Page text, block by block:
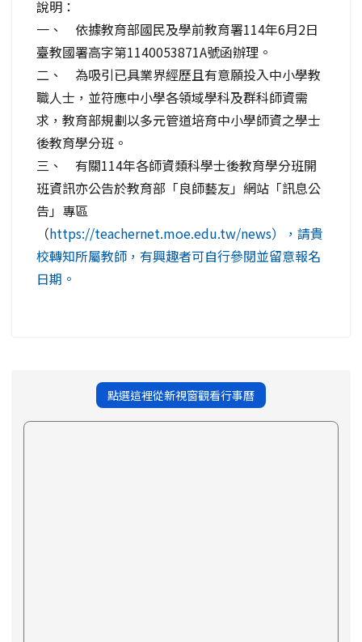
說明：
一、 依據教育部國民及學前教育署114年6月2日
臺教國署高字第1140053871A號函辦理。
二、 為吸引已具業界經歷且有意願投入中小學教
職人士，並符應中小學各領域學科及群科師資需
求，教育部規劃以多元管道培育中小學師資之學士
後教育學分班。
三、 有關114年各師資類科學士後教育學分班開
班資訊亦公告於教育部「良師藝友」網站「訊息公
告」專區
（https://teachernet.moe.edu.tw/news），請貴
校轉知所屬教師，有興趣者可自行參閱並留意報名
日期。
點選這裡從新視窗觀看行事曆